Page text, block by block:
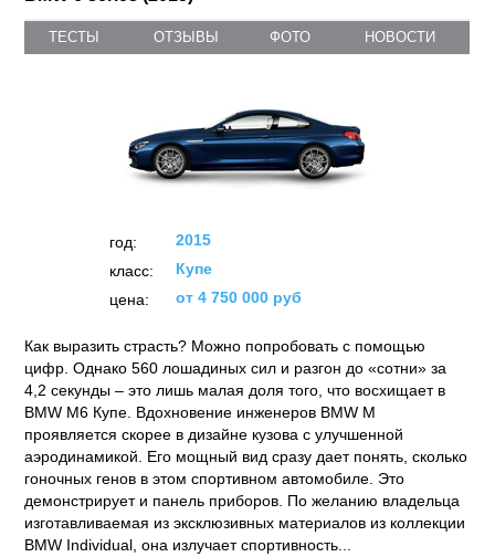
ТЕСТЫ ОТЗЫВЫ ФОТО НОВОСТИ
год:
2015
класс:
Купе
цена:
от 4 750 000 руб
Как выразить страсть? Можно попробовать с помощью
цифр. Однако 560 лошадиных сил и разгон до «сотни» за
4,2 секунды – это лишь малая доля того, что восхищает в
BMW M6 Купе. Вдохновение инженеров BMW M
проявляется скорее в дизайне кузова с улучшенной
аэродинамикой. Его мощный вид сразу дает понять, сколько
гоночных генов в этом спортивном автомобиле. Это
демонстрирует и панель приборов. По желанию владельца
изготавливаемая из эксклюзивных материалов из коллекции
BMW Individual, она излучает спортивность...